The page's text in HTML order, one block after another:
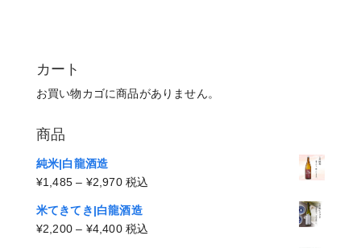
カート
お買い物カゴに商品がありません。
商品
純米|白龍酒造
¥1,485 – ¥2,970価
帯:
¥1,485
税込
米てきてき|白龍酒造
¥2,200 – ¥4,400価税込